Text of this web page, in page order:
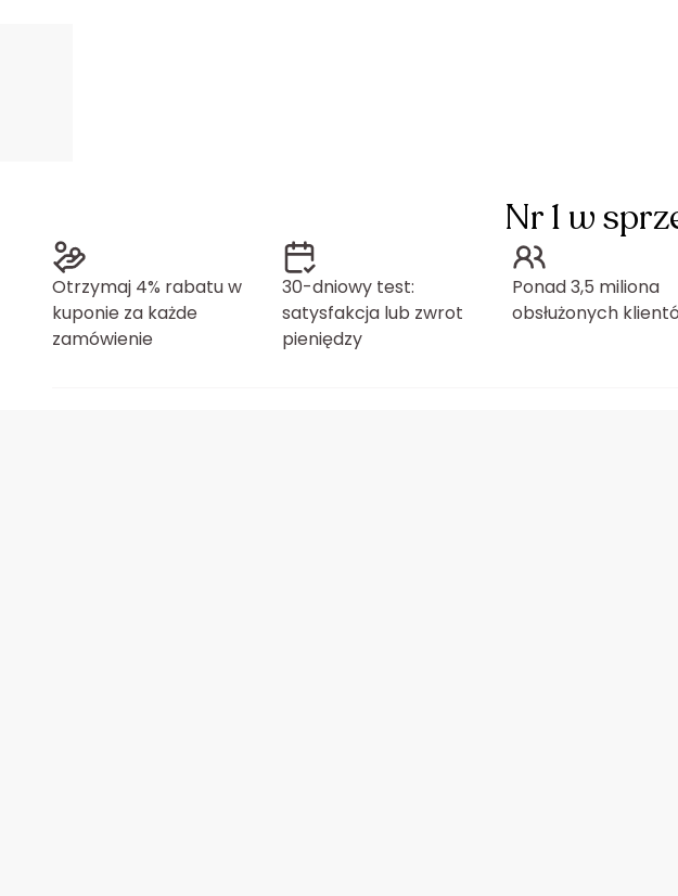
Nr 1 w
Otrzymaj 4% rabatu w
kuponie za każde
zamówienie
30-dniowy test:
satysfakcja lub zwrot
pieniędzy
Ponad 3,5 miliona
obsłużonych